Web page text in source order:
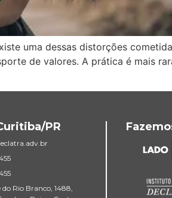
uma dessas distorções
de valores. A prática é mais
PR
do Rio Branco, 1488,